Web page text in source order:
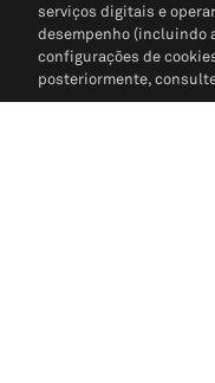
serviços digitais e
desempenho (incluindo
configurações de
posteriormente,